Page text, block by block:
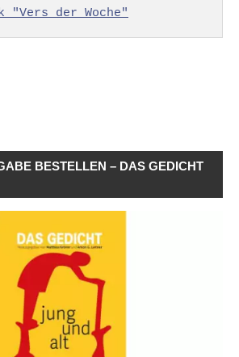
"Vers der Woche"
BESTELLEN – DAS GEDICHT